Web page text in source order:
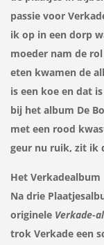
passie voor
ik op in een dorp
moeder nam de
eten kwamen de
is een koe en dat
bij het album De
met een rood
geur nu ruik, zit ik
Het Verkadealbum
Na drie
originele Verkade-
trok Verkade een